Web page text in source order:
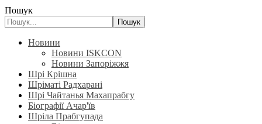
Пошук
Пошук
Новини
Новини ISKCON
Новини Запоріжжя
Шрі Крішна
Шріматі Радхарані
Шрі Чайтанья Махапрабгу
Біографії Ачар'їв
Шріла Прабгупада